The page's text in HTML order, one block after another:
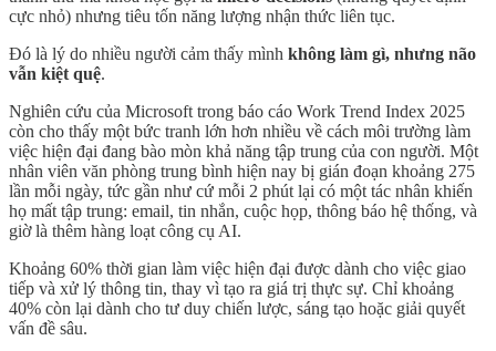
cực nhỏ) nhưng tiêu tốn năng lượng nhận thức liên tục.
Đó là lý do nhiều người cảm thấy mình không làm gì, nhưng não
vẫn kiệt quệ.
Nghiên cứu của Microsoft trong báo cáo Work Trend Index 2025
còn cho thấy một bức tranh lớn hơn nhiều về cách môi trường làm
việc hiện đại đang bào mòn khả năng tập trung của con người. Một
nhân viên văn phòng trung bình hiện nay bị gián đoạn khoảng 275
lần mỗi ngày, tức gần như cứ mỗi 2 phút lại có một tác nhân khiến
họ mất tập trung: email, tin nhắn, cuộc họp, thông báo hệ thống, và
giờ là thêm hàng loạt công cụ AI.
Khoảng 60% thời gian làm việc hiện đại được dành cho việc giao
tiếp và xử lý thông tin, thay vì tạo ra giá trị thực sự. Chỉ khoảng
40% còn lại dành cho tư duy chiến lược, sáng tạo hoặc giải quyết
vấn đề sâu.